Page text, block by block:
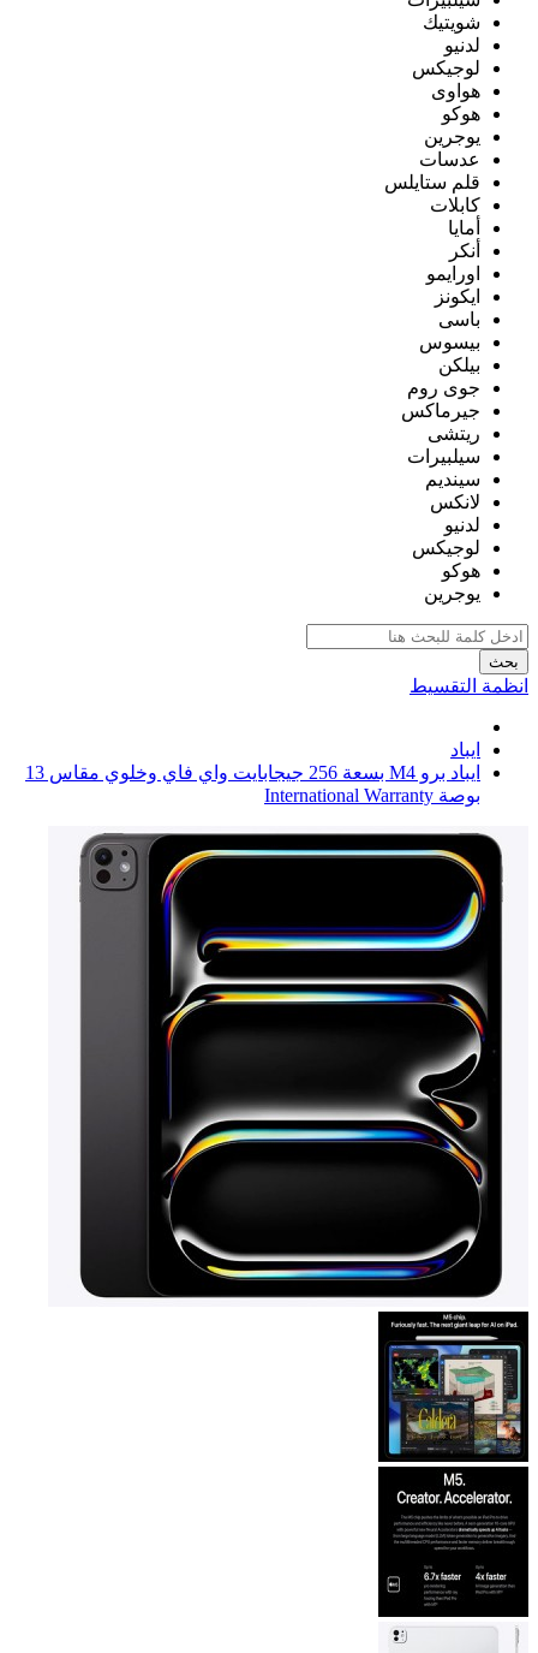
شويتيك
لدنيو
لوجيكس
هواوى
هوكو
يوجرين
عدسات
قلم ستايلس
كابلات
أمايا
أنكر
اورايمو
ايكونز
باسى
بيسوس
بيلكن
جوى روم
جيرماكس
ريتشى
سيلبيرات
سينديم
لانكس
لدنيو
لوجيكس
هوكو
يوجرين
بحث
انظمة التقسيط
ايباد
ايباد برو M4 بسعة 256 جيجابايت واي فاي وخلوي مقاس 13
بوصة International Warranty